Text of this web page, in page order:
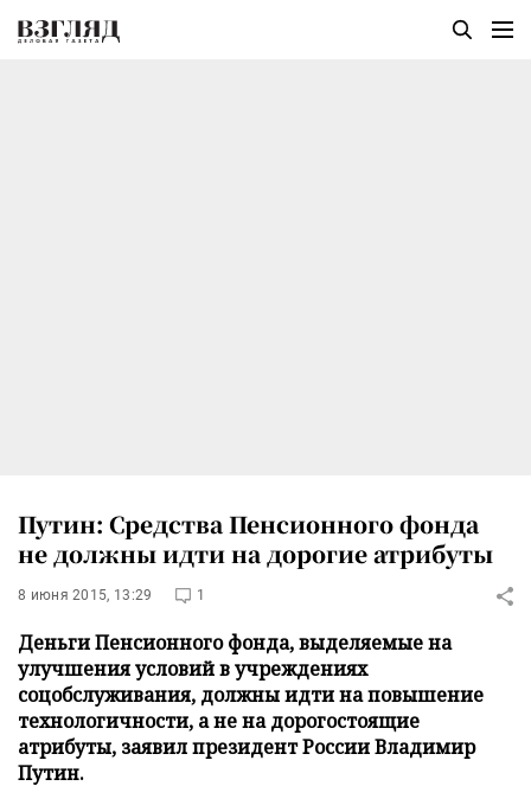
Путин: Средства Пенсионного фонда
не должны идти на дорогие атрибуты
8 июня 2015, 13:29 1
Деньги Пенсионного фонда, выделяемые на
улучшения условий в учреждениях
соцобслуживания, должны идти на повышение
технологичности, а не на дорогостоящие
атрибуты, заявил президент России Владимир
Путин.